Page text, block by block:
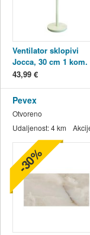
Ventilator sklopivi
Jocca, 30 cm 1 kom.
43,99 €
Pevex
Otvoreno
Udaljenost:4 km
-30%